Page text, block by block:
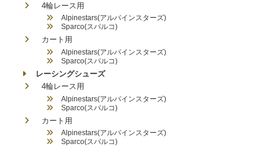
4輪レース用
Alpinestars(アルパインスターズ)
Sparco(スパルコ)
カート用
Alpinestars(アルパインスターズ)
Sparco(スパルコ)
レーシングシューズ
4輪レース用
Alpinestars(アルパインスターズ)
Sparco(スパルコ)
カート用
Alpinestars(アルパインスターズ)
Sparco(スパルコ)